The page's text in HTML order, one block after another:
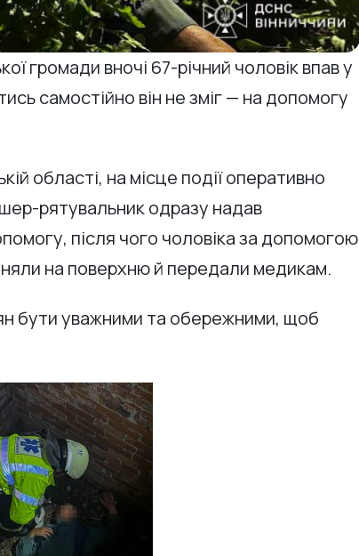
громади вночі 67-річний чоловік впав у
самостійно він не зміг — на допомогу
області, на місце події оперативно
рятувальник одразу надав
після чого чоловіка за допомогою
на поверхню й передали медикам.
бути уважними та обережними, щоб